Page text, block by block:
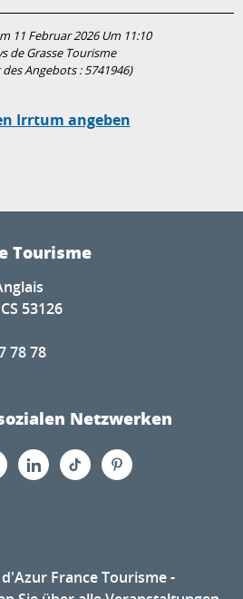
11 Februar 2026 Um 11:10
de Grasse Tourisme
Angebots :5741946)
Irrtum angeben
Tourisme
53126
78 78
Netzwerken
France Tourisme -